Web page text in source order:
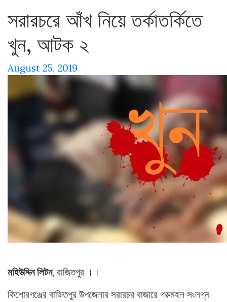
সরারচরে আঁখ নিয়ে তর্কাতর্কিতে
খুন, আটক ২
August 25, 2019
মহিউদ্দিন লিটন, বাজিতপুর ।।
কিশোরগঞ্জের বাজিতপুর উপজেলার সরারচর বাজারে গরুমহল সংলগ্ন